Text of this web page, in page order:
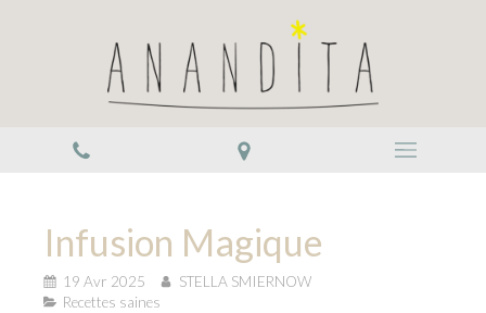
Infusion Magique
19 Avr 2025
STELLA SMIERNOW
Recettes saines